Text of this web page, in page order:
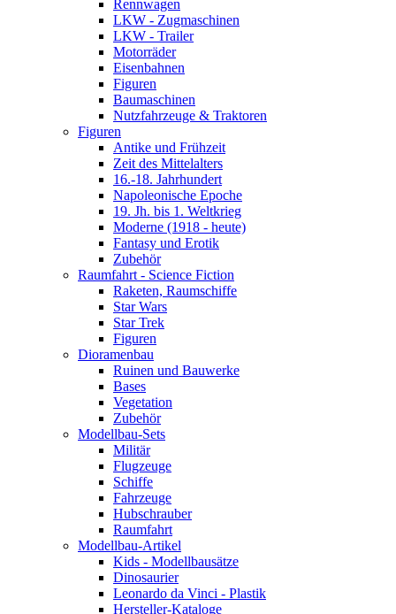
Rennwagen
LKW - Zugmaschinen
LKW - Trailer
Motorräder
Eisenbahnen
Figuren
Baumaschinen
Nutzfahrzeuge & Traktoren
Figuren
Antike und Frühzeit
Zeit des Mittelalters
16.-18. Jahrhundert
Napoleonische Epoche
19. Jh. bis 1. Weltkrieg
Moderne (1918 - heute)
Fantasy und Erotik
Zubehör
Raumfahrt - Science Fiction
Raketen, Raumschiffe
Star Wars
Star Trek
Figuren
Dioramenbau
Ruinen und Bauwerke
Bases
Vegetation
Zubehör
Modellbau-Sets
Militär
Flugzeuge
Schiffe
Fahrzeuge
Hubschrauber
Raumfahrt
Modellbau-Artikel
Kids - Modellbausätze
Dinosaurier
Leonardo da Vinci - Plastik
Hersteller-Kataloge